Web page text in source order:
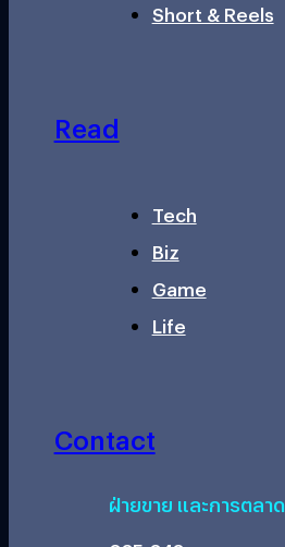
Short & Reels
Read
Tech
Biz
Game
Life
Contact
ฝ่ายขาย และการตลาด